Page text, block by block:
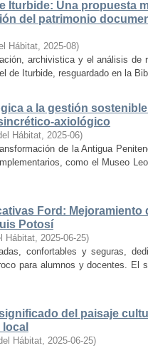
Iturbide: Una propuesta
del patrimonio
Hábitat, 2025-08)
archivistica y el análisis de
de Iturbide, resguardado en la
a la gestión
axiológico
Hábitat, 2025-06)
de la Antigua
como el Museo
Ford:
Potosí
Hábitat, 2025-06-25)
confortables y seguras,
para alumnos y docentes. El
del paisaje
Hábitat, 2025-06-25)